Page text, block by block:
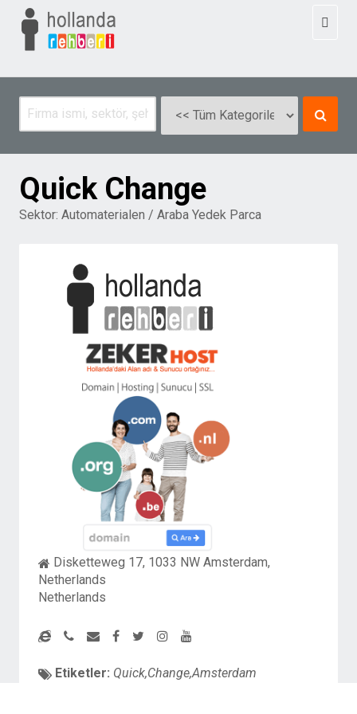
Quick Change
Sektor: Automaterialen / Araba Yedek Parca
Disketteweg 17, 1033 NW Amsterdam,
Netherlands
Netherlands
Etiketler: Quick,Change,Amsterdam